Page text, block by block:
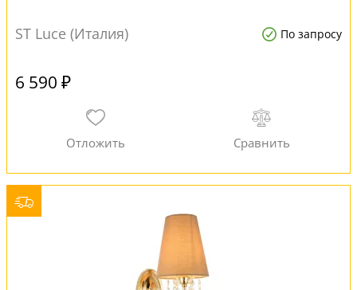
ST Luce (Италия) По запросу
6 590 ₽